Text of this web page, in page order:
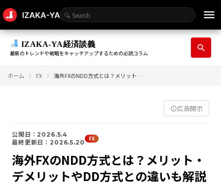
menu
IZAKA-YA経済談義
最新のトレンドや戦略をキャッチアップするための必読コラム
search
ホーム FX 海外FXのNDD方式とは？メリット・デメリットやDD方式との違いも解説
info_outline広告開示
公開日：2026.5.4
最終更新日：2026.5.20
FX
海外FXのNDD方式とは？メリット・
デメリットやDD方式との違いも解説